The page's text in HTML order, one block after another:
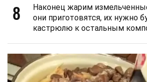
8
Наконец жарим
они приготовятся, их нужно
кастрюлю к остальным